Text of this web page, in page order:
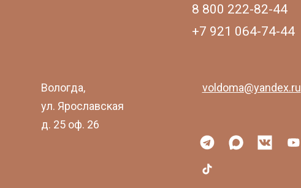
8 800 222-82-44
+7 921 064-74-44
Вологда,
ул. Ярославская
д. 25 оф. 26
voldoma@yandex.ru